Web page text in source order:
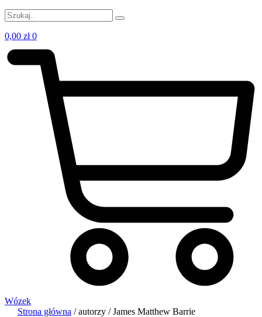
0,00 zł 0
Wózek
Strona główna / autorzy / James Matthew Barrie